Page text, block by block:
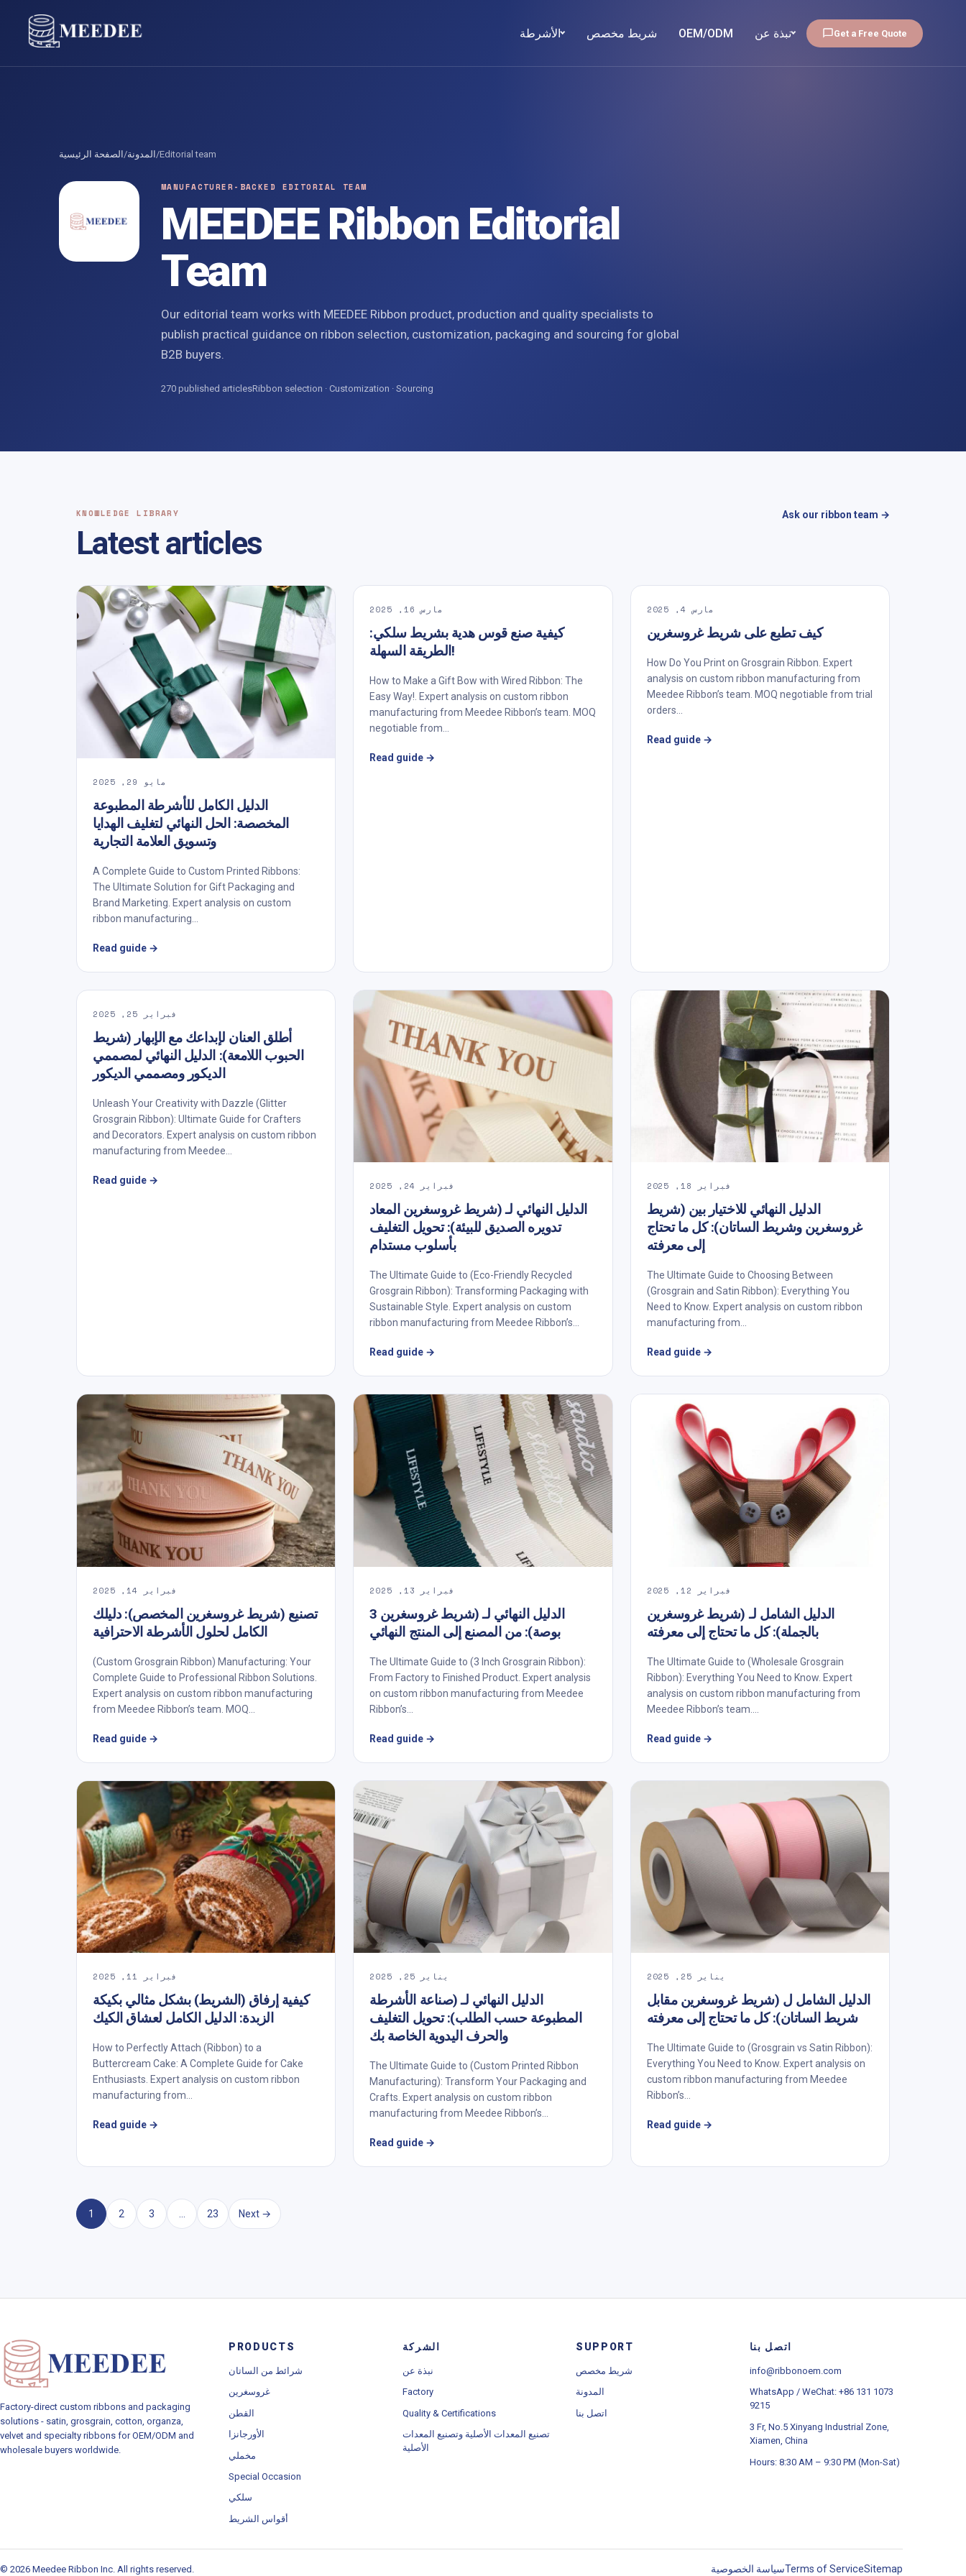
الأشرطة شريط مخصص OEM/ODM نبذة عن Get a Free Quote
الصفحة الرئيسية /المدونة /Editorial team
MANUFACTURER-BACKED EDITORIAL TEAM
MEEDEE Ribbon Editorial
Team
Our editorial team works with MEEDEE Ribbon product, production and quality specialists to
publish practical guidance on ribbon selection, customization, packaging and sourcing for global
B2B buyers.
270 published articlesRibbon selection · Customization · Sourcing
KNOWLEDGE LIBRARY
Latest articles
Ask our ribbon team →
مايو 29, 2025
الدليل الكامل للأشرطة المطبوعة
المخصصة: الحل النهائي لتغليف الهدايا
وتسويق العلامة التجارية
A Complete Guide to Custom Printed Ribbons:
The Ultimate Solution for Gift Packaging and
Brand Marketing. Expert analysis on custom
ribbon manufacturing...
Read guide →
مارس 16, 2025
كيفية صنع قوس هدية بشريط سلكي:
الطريقة السهلة!
How to Make a Gift Bow with Wired Ribbon: The
Easy Way!. Expert analysis on custom ribbon
manufacturing from Meedee Ribbon’s team. MOQ
negotiable from...
Read guide →
مارس 4, 2025
كيف تطبع على شريط غروسغرين
How Do You Print on Grosgrain Ribbon. Expert
analysis on custom ribbon manufacturing from
Meedee Ribbon’s team. MOQ negotiable from trial
orders...
Read guide →
فبراير 25, 2025
أطلق العنان لإبداعك مع الإبهار (شريط
الحبوب اللامعة): الدليل النهائي لمصممي
الديكور ومصممي الديكور
Unleash Your Creativity with Dazzle (Glitter
Grosgrain Ribbon): Ultimate Guide for Crafters
and Decorators. Expert analysis on custom ribbon
manufacturing from Meedee...
Read guide →
فبراير 24, 2025
الدليل النهائي لـ (شريط غروسغرين المعاد
تدويره الصديق للبيئة): تحويل التغليف
بأسلوب مستدام
The Ultimate Guide to (Eco-Friendly Recycled
Grosgrain Ribbon): Transforming Packaging with
Sustainable Style. Expert analysis on custom
ribbon manufacturing from Meedee Ribbon’s...
Read guide →
فبراير 18, 2025
الدليل النهائي للاختيار بين (شريط
غروسغرين وشريط الساتان): كل ما تحتاج
إلى معرفته
The Ultimate Guide to Choosing Between
(Grosgrain and Satin Ribbon): Everything You
Need to Know. Expert analysis on custom ribbon
manufacturing from...
Read guide →
فبراير 14, 2025
تصنيع (شريط غروسغرين المخصص): دليلك
الكامل لحلول الأشرطة الاحترافية
(Custom Grosgrain Ribbon) Manufacturing: Your
Complete Guide to Professional Ribbon Solutions.
Expert analysis on custom ribbon manufacturing
from Meedee Ribbon’s team. MOQ...
Read guide →
فبراير 13, 2025
الدليل النهائي لـ (شريط غروسغرين 3
بوصة): من المصنع إلى المنتج النهائي
The Ultimate Guide to (3 Inch Grosgrain Ribbon):
From Factory to Finished Product. Expert analysis
on custom ribbon manufacturing from Meedee
Ribbon’s...
Read guide →
فبراير 12, 2025
الدليل الشامل لـ (شريط غروسغرين
بالجملة): كل ما تحتاج إلى معرفته
The Ultimate Guide to (Wholesale Grosgrain
Ribbon): Everything You Need to Know. Expert
analysis on custom ribbon manufacturing from
Meedee Ribbon’s team....
Read guide →
فبراير 11, 2025
كيفية إرفاق (الشريط) بشكل مثالي بكيكة
الزبدة: الدليل الكامل لعشاق الكيك
How to Perfectly Attach (Ribbon) to a
Buttercream Cake: A Complete Guide for Cake
Enthusiasts. Expert analysis on custom ribbon
manufacturing from...
Read guide →
يناير 25, 2025
الدليل النهائي لـ (صناعة الأشرطة
المطبوعة حسب الطلب): تحويل التغليف
والحرف اليدوية الخاصة بك
The Ultimate Guide to (Custom Printed Ribbon
Manufacturing): Transform Your Packaging and
Crafts. Expert analysis on custom ribbon
manufacturing from Meedee Ribbon’s...
Read guide →
يناير 25, 2025
الدليل الشامل ل (شريط غروسغرين مقابل
شريط الساتان): كل ما تحتاج إلى معرفته
The Ultimate Guide to (Grosgrain vs Satin Ribbon):
Everything You Need to Know. Expert analysis on
custom ribbon manufacturing from Meedee
Ribbon’s...
Read guide →
1 2 3 23 Next →
Factory-direct custom ribbons and packaging
solutions - satin, grosgrain, cotton, organza,
velvet and specialty ribbons for OEM/ODM and
wholesale buyers worldwide.
PRODUCTS
شرائط من الساتان
غروسغرين
القطن
الأورجانزا
مخملي
Special Occasion
سلكي
أقواس الشريط
الشركة
نبذة عن
Factory
Quality & Certifications
تصنيع المعدات الأصلية وتصنيع المعدات
الأصلية
SUPPORT
شريط مخصص
المدونة
اتصل بنا
اتصل بنا
info@ribbonoem.com
WhatsApp / WeChat: +86 131 1073
9215
3 Fr, No.5 Xinyang Industrial Zone,
Xiamen, China
Hours: 8:30 AM – 9:30 PM (Mon-Sat)
© 2026 Meedee Ribbon Inc. All rights reserved. سياسة الخصوصيةTerms of ServiceSitemap